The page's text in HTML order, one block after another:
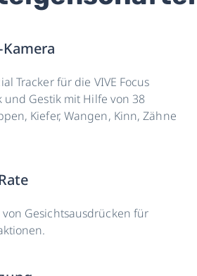
Tracker für die VIVE Focus
und Gestik mit Hilfe von 38
Kiefer, Wangen, Kinn, Zähne
Gesichtsausdrücken für